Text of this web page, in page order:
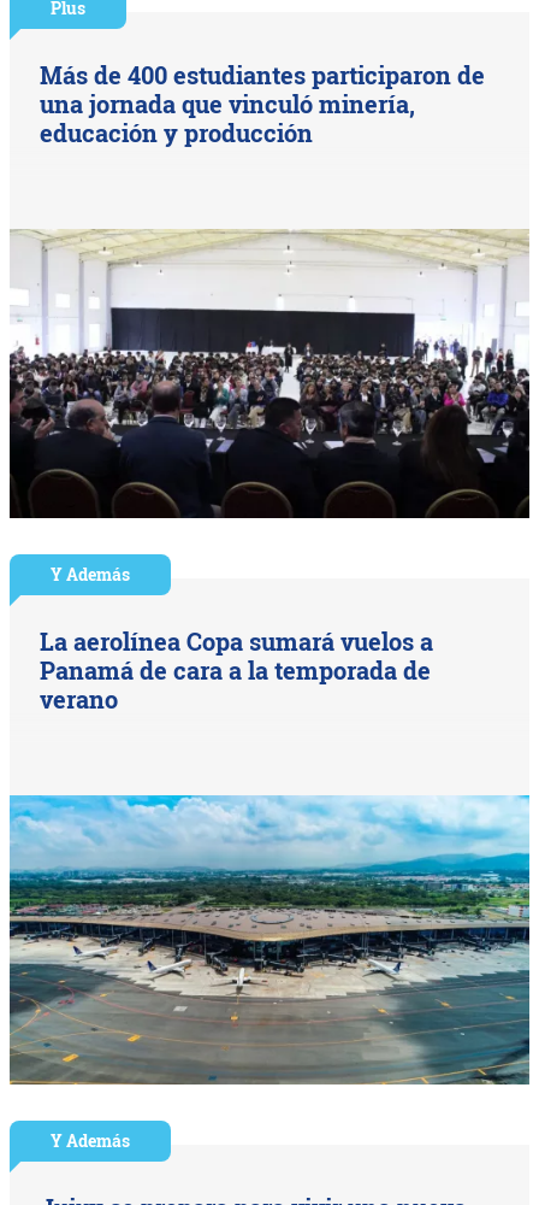
Plus
Más de 400 estudiantes participaron de
una jornada que vinculó minería,
educación y producción
Y Además
La aerolínea Copa sumará vuelos a
Panamá de cara a la temporada de
verano
Y Además